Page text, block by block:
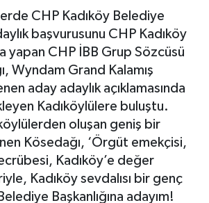
CHP Kadıköy Belediye
başvurusunu CHP Kadıköy
yapan CHP İBB Grup Sözcüsü
Wyndam Grand Kalamış
aday adaylık açıklamasında
Kadıköylülere buluştu.
oluşan geniş bir
Kösedağı, ‘Örgüt emekçisi,
Kadıköy’e değer
Kadıköy sevdalısı bir genç
Başkanlığına adayım!